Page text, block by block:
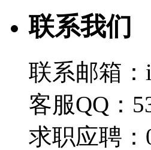
联系我们
联系邮箱：
客服QQ：
求职应聘：